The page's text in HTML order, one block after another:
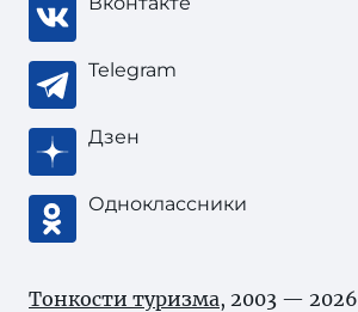
Telegram
Дзен
Одноклассники
Тонкости туризма, 2003 — 2026